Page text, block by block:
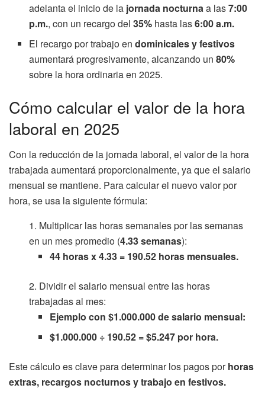
adelanta el inicio de la jornada nocturna a las7:00
p.m., con un recargo del35% hasta las6:00 a.m.
El recargo por trabajo endominicales y festivos
aumentará progresivamente, alcanzando un80%
sobre la hora ordinaria en 2025.
Cómo calcular el valor de la hora
laboral en 2025
Con la reducción de la jornada laboral, el valor de la hora
trabajada aumentará proporcionalmente, ya que el salario
mensual se mantiene. Para calcular el nuevo valor por
hora, se usa la siguiente fórmula:
Multiplicar las horas semanales por las semanas
en un mes promedio (4.33 semanas):
44 horas x 4.33 = 190.52 horas mensuales.
Dividir el salario mensual entre las horas
trabajadas al mes:
Ejemplo con $1.000.000 de salario mensual:
$1.000.000 ÷ 190.52 = $5.247 por hora.
Este cálculo es clave para determinar los pagos porhoras
extras, recargos nocturnos y trabajo en festivos.